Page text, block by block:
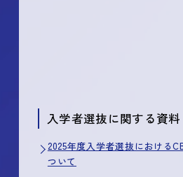
入学者選抜に関する資料
2025年度入学者選抜における
ついて